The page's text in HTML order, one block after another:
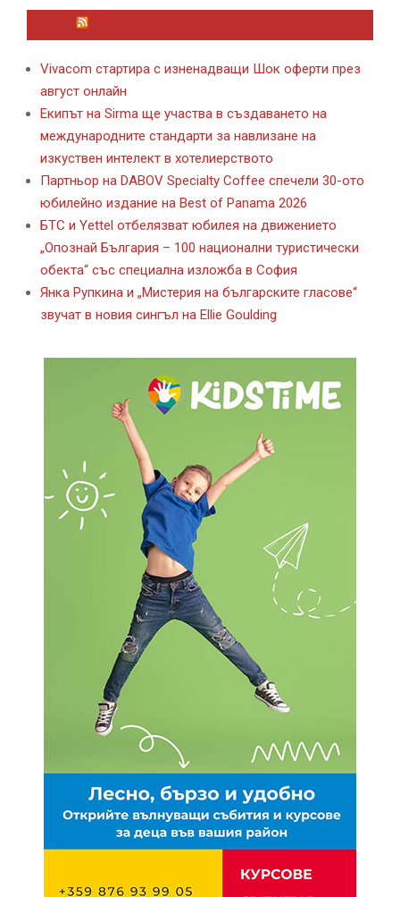
Vivacom стартира с изненадващи Шок оферти през
август онлайн
Екипът на Sirma ще участва в създаването на
международните стандарти за навлизане на
изкуствен интелект в хотелиерството
Партньор на DABOV Specialty Coffee спечели 30-ото
юбилейно издание на Best of Panama 2026
БТС и Yettel отбелязват юбилея на движението
„Опознай България – 100 национални туристически
обекта“ със специална изложба в София
Янка Рупкина и „Мистерия на българските гласове“
звучат в новия сингъл на Ellie Goulding